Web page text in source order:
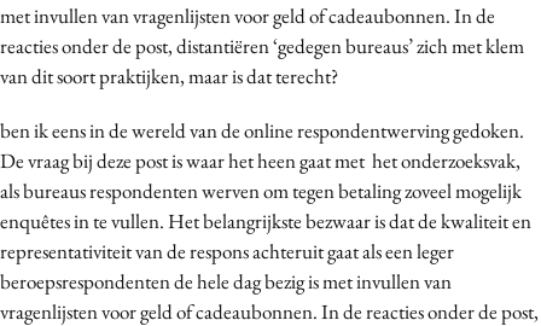
Effectiviteit
Gedragsverandering
Influencer marketing
Interne communicatie
Martech
Media
Merkstrategie
PR
Programmatic
met invullen van vragenlijsten voor geld of cadeaubonnen. In de
reacties onder de post, distantiëren ‘gedegen bureaus’ zich met klem
van dit soort praktijken, maar is dat terecht?
ben ik eens in de wereld van de online respondentwerving gedoken.
De vraag bij deze post is waar het heen gaat met het onderzoeksvak,
als bureaus respondenten werven om tegen betaling zoveel mogelijk
enquêtes in te vullen. Het belangrijkste bezwaar is dat de kwaliteit en
representativiteit van de respons achteruit gaat als een leger
beroepsrespondenten de hele dag bezig is met invullen van
vragenlijsten voor geld of cadeaubonnen. In de reacties onder de post,